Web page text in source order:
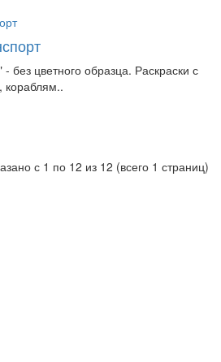
без цветного образца. Раскраски с
с 1 по 12 из 12 (всего 1 страниц)